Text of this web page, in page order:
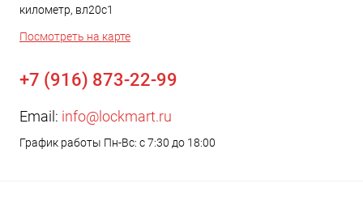
километр, вл20с1
Посмотреть на карте
+7 (916) 873-22-99
Email: info@lockmart.ru
График работы Пн-Вс: с 7:30 до 18:00